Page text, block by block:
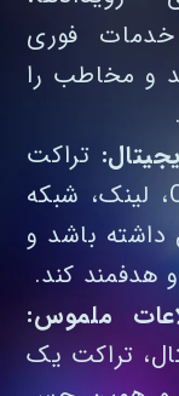
خدمات فوری
و مخاطب را
تراکت
تبلیغاتی می‌تواند QR Code، لینک، شبکه
داشته باشد و
کند.
ملموس:
تراکت یک